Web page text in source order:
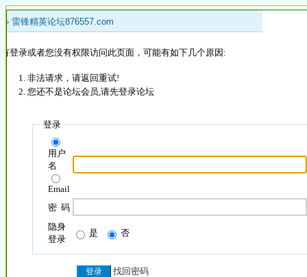
» 雷锋精英论坛876557.com
登录或者您没有权限访问此页面，可能有如下几个原因:
非法请求，请返回重试!
您还不是论坛会员,请先登录论坛
登录
用户
名
Email
密 码
隐身
登录
是 否
找回密码